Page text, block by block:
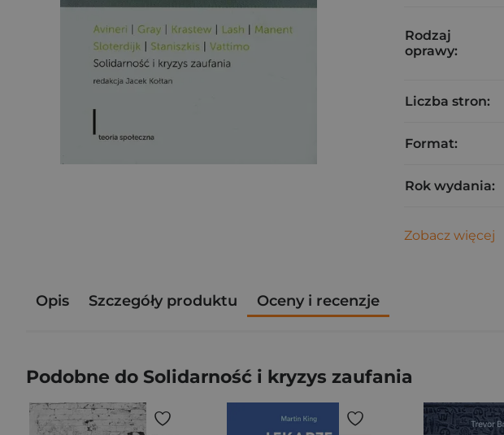
Rodzaj
oprawy:
Liczba stron:
Format:
Rok wydania:
Zobacz więcej
Opis Szczegóły produktu Oceny i recenzje
Podobne do Solidarność i kryzys zaufania